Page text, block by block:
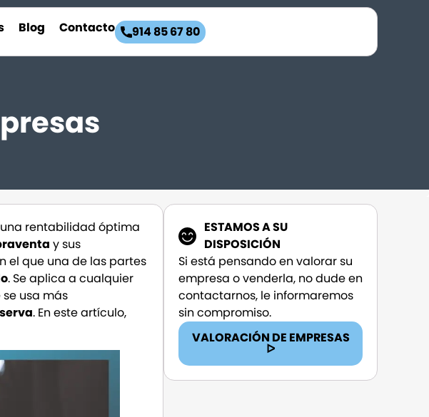
Blog Contacto 914 85 67 80
rentabilidad óptima
y sus
el que una de las partes
. Se aplica a cualquier
usa más
. En este artículo,
ESTAMOS A SU
DISPOSICIÓN
Si está pensando en valorar su
empresa o venderla, no dude en
contactarnos, le informaremos
sin compromiso.
VALORACIÓN DE EMPRESAS
ᐅ